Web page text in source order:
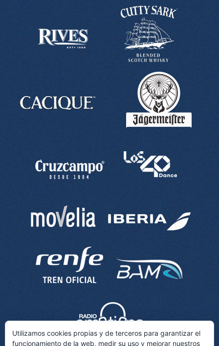
Utilizamos cookies propias y de terceros para garantizar el
funcionamiento de la web, medir su uso y mejorar nuestros